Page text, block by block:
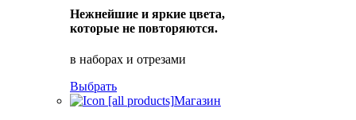
Нежнейшие и яркие цвета,
которые не повторяются.
в наборах и отрезами
Выбрать
Магазин